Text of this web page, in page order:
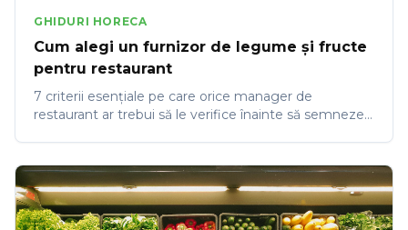
GHIDURI HORECA
Cum alegi un furnizor de legume și fructe
pentru restaurant
7 criterii esențiale pe care orice manager de
restaurant ar trebui să le verifice înainte să semneze